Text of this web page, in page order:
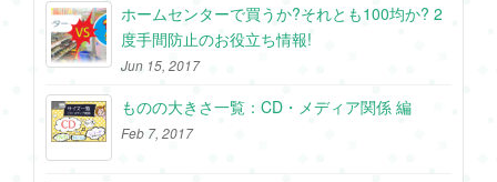
ホームセンターで買うか?それとも100均か? 2
度手間防止のお役立ち情報!
Jun 15, 2017
ものの大きさ一覧：CD・メディア関係 編
Feb 7, 2017